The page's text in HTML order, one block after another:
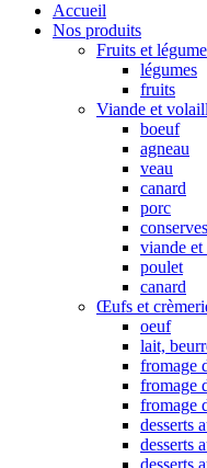
Accueil
Nos produits
Fruits et
légumes
fruits
Viande et
boeuf
agneau
veau
canard
porc
viande
poulet
canard
Œufs et
oeuf
lait,
fromage
fromage
fromage
desserts
desserts
desserts